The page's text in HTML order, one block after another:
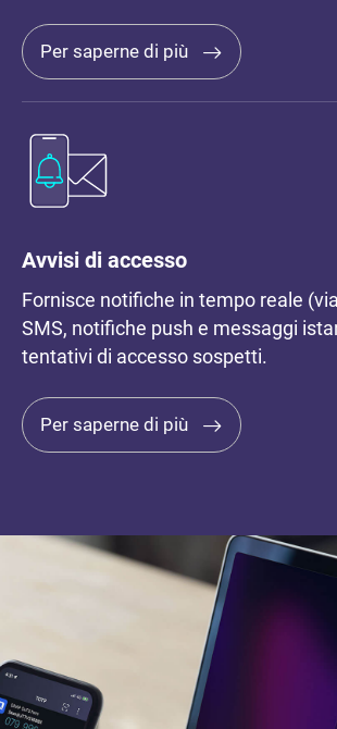
Per saperne di più
Avvisi di accesso
Fornisce notifiche in tempo reale
SMS, notifiche push e messaggi
tentativi di accesso sospetti.
Per saperne di più